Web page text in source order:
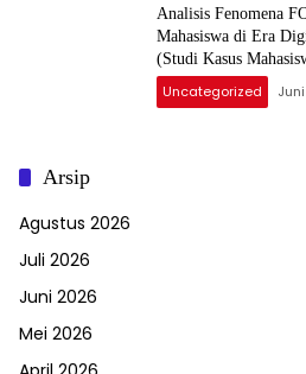
Analisis Fenomena
Mahasiswa di Era
(Studi Kasus
Bisnis)
Uncategorized
Arsip
Agustus 2026
Juli 2026
Juni 2026
Mei 2026